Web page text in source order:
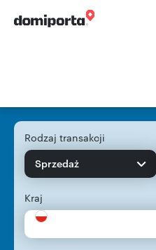
Rodzaj transakcji
Sprzedaż
Kraj